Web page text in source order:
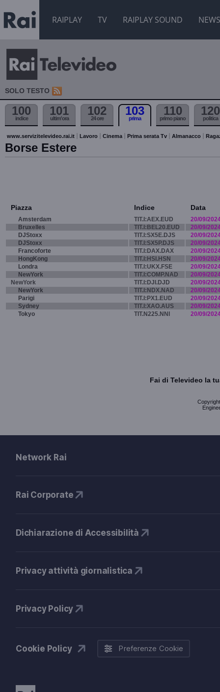
RAIPLAY TV RAIPLAY SOUND NEWS
SOLO TESTO
100
indice
101
ultim'ora
102
24 ore
103
prima
110
primo piano
120
politica
www.servizitelevideo.rai.it Lavoro Cinema Prima serata Tv Almanacco
Borse Estere
Piazza Indice Data
Amsterdam TIT.I:AEX.EUD
20/09/
Bruxelles
TIT.I:BEL20.EUD
20/09/
DJStoxx
TIT.I:SX5E.DJS
20/09/
DJStoxx
TIT.I:SX5P.DJS
20/09/
Francoforte
TIT.I:DAX.DAX
20/09/
HongKong
TIT.I:HSI.HSN
20/09/
Londra
TIT.I:UKX.FSE
20/09/
NewYork
TIT.I:COMP.NAD
20/09/
NewYork
TIT.I:DJI.DJD
20/09/
NewYork
TIT.I:NDX.NAD
20/09/
Parigi
TIT.I:PX1.EUD
20/09/
Sydney
TIT.I:XAO.AUS
20/09/
Tokyo
TIT.N225.NNI 20/09/
Fai di Televideo la